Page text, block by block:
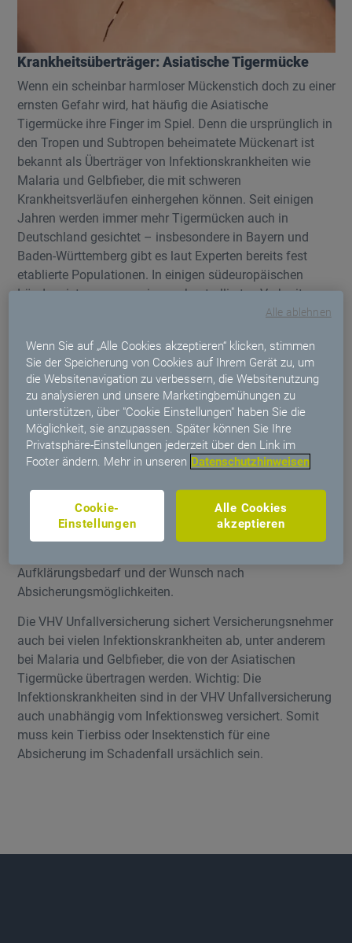
Krankheitsüberträger: Asiatische Tigermücke
Wenn ein scheinbar harmloser Mückenstich doch zu einer
ernsten Gefahr wird, hat häufig die Asiatische
Tigermücke ihre Finger im Spiel. Denn die ursprünglich in
den Tropen und Subtropen beheimatete Mückenart ist
bekannt als Überträger von Infektionskrankheiten wie
Malaria und Gelbfieber, die mit schweren
Krankheitsverläufen einhergehen können. Seit einigen
Jahren werden immer mehr Tigermücken auch in
Deutschland gesichtet – insbesondere in Bayern und
Baden-Württemberg gibt es laut Experten bereits fest
etablierte Populationen. In einigen südeuropäischen
Ländern ist sogar von einer unkontrollierten Verbreitung
Warum mit der Tigermücke der
Absicherungsbedarf steigt
Die gute Nachricht: Noch sind Infektionskrankheiten, die
auf die Asiatische Tigermücke als Überträger
zurückzuführen sind, in Deutschland die absolute
Ausnahme. Mit dem Voranschreiten des Klimawandels
somit wächst auch der Absicherungsbedarf. Die Aussicht
auf schwere und durch Mücken übertragene
Infektionskrankheiten verunsichert viele Menschen. So
Aufklärungsbedarf und der Wunsch nach
Absicherungsmöglichkeiten.
Die VHV Unfallversicherung sichert Versicherungsnehmer
auch bei vielen Infektionskrankheiten ab, unter anderem
bei Malaria und Gelbfieber, die von der Asiatischen
Tigermücke übertragen werden. Wichtig: Die
Infektionskrankheiten sind in der VHV Unfallversicherung
auch unabhängig vom Infektionsweg versichert. Somit
muss kein Tierbiss oder Insektenstich für eine
Absicherung im Schadenfall ursächlich sein.
Wenn Sie auf „Alle Cookies akzeptieren“ klicken, stimmen
Sie der Speicherung von Cookies auf Ihrem Gerät zu, um
die Websitenavigation zu verbessern, die Websitenutzung
zu analysieren und unsere Marketingbemühungen zu
unterstützen, über "Cookie Einstellungen" haben Sie die
Möglichkeit, sie anzupassen. Später können Sie Ihre
Privatsphäre-Einstellungen jederzeit über den Link im
Footer ändern. Mehr in unseren Datenschutzhinweisen
Alle Cookies
akzeptieren
Cookie-
Einstellungen
Alle ablehnen